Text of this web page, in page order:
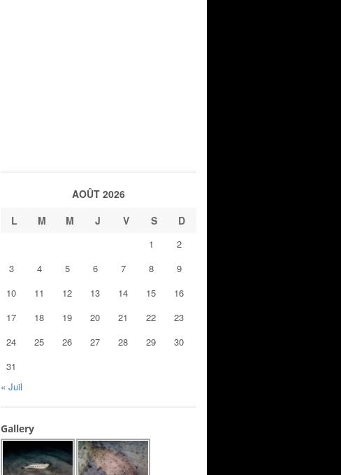
AOÛT 2026
L
M M J V S D
1
2
3
4 5 6 7 8
9
10
11 12 13 14 15
16
17
18 19 20 21 22
23
24
25 26 27 28 29
30
31
« Juil
Gallery